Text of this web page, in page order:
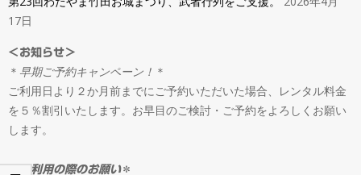
ル
＆
オ
ー
17日
＜お知らせ＞
＊ 早期ご予約キャンペーン！ ＊
ご利用日より２か月前までにご予約いただいた場合、レンタル料金
を５％割引いたします。お早目のご検討・ご予約をよろしくお願い
します。
ご利用の際のお願い＊